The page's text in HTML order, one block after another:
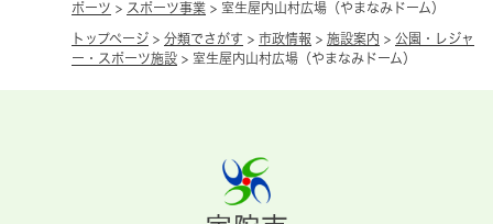
ポーツ > スポーツ事業 > 室生屋内山村広場（やまなみドーム）
トップページ > 分類でさがす > 市政情報 > 施設案内 > 公園・レジャ
ー・スポーツ施設 > 室生屋内山村広場（やまなみドーム）